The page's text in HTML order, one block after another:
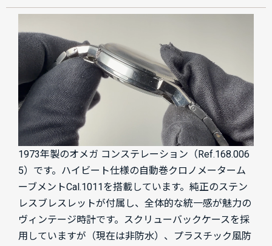
1973年製のオメガ コンステレーション（Ref.168.006
5）です。ハイビート仕様の自動巻クロノメーターム
ーブメントCal.1011を搭載しています。純正のステン
レスブレスレットが付属し、全体的な統一感が魅力の
ヴィンテージ時計です。スクリューバックケースを採
用していますが（現在は非防水）、プラスチック風防